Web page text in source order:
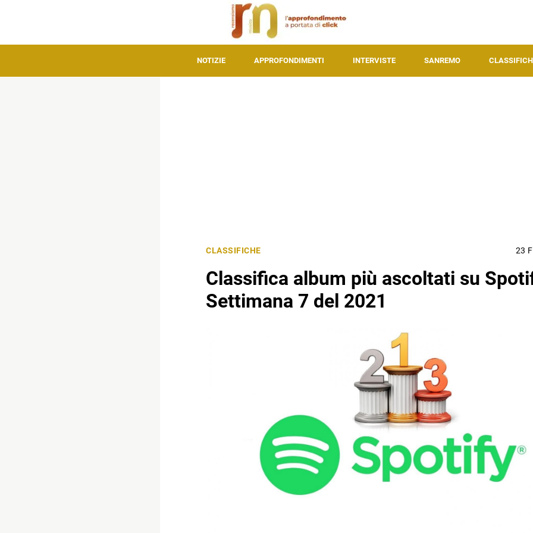
NOTIZIE APPROFONDIMENTI INTERVISTE SANREMO
CLASSIFICHE 23
Classifica album più ascoltati su
Settimana 7 del 2021